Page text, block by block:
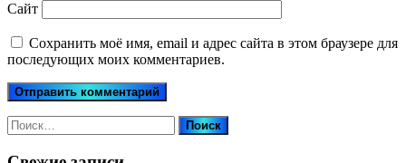
Сайт
Сохранить моё имя, email и адрес сайта в этом браузере для
последующих моих комментариев.
Найти: